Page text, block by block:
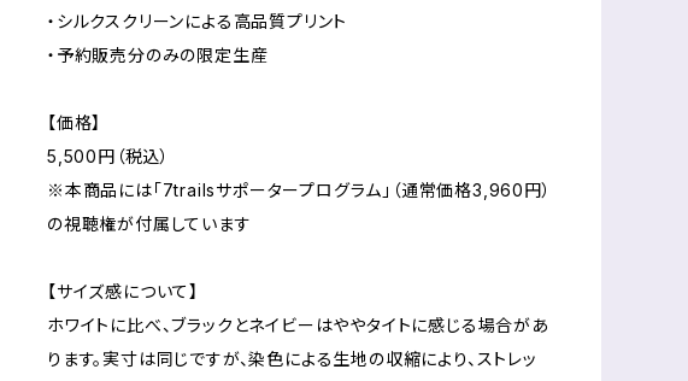
・シルクスクリーンによる高品質プリント
・予約販売分のみの限定生産
【価格】
5,500円（税込）
※本商品には「7trailsサポータープログラム」（通常価格3,960円）
の視聴権が付属しています
【サイズ感について】
ホワイトに比べ、ブラックとネイビーはややタイトに感じる場合があ
ります。実寸は同じですが、染色による生地の収縮により、ストレッ